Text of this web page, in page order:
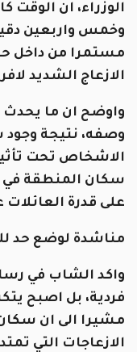
الوزراء، ان الوقت
وخمس واربعين
مستمرا من داخل
الازعاج الشديد
واوضح ان ما
وصفه، نتيجة
الاشخاص تحت
سكان المنطقة في
على قدرة العائلات
مناشدة لوضع حد
واكد الشاب في
فردية، بل اصبح
مشيرا الى ان
الازعاجات التي